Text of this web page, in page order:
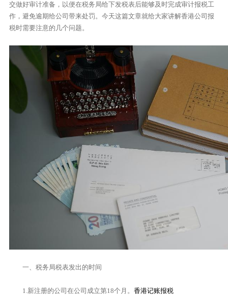
交做好审计准备，以便在税务局给下发税表后能够及时完成审计报税工
作，避免逾期给公司带来处罚。今天这篇文章就给大家讲解香港公司报
税时需要注意的几个问题。
一、税务局税表发出的时间
1.新注册的公司在公司成立第18个月。 香港记账报税